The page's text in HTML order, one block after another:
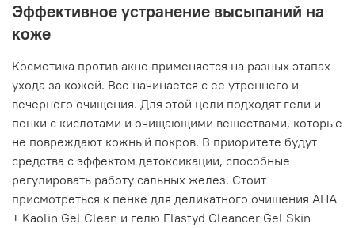
Эффективное устранение высыпаний на
коже
Косметика против акне применяется на разных этапах
ухода за кожей. Все начинается с ее утреннего и
вечернего очищения. Для этой цели подходят гели и
пенки с кислотами и очищающими веществами, которые
не повреждают кожный покров. В приоритете будут
средства с эффектом детоксикации, способные
регулировать работу сальных желез. Стоит
присмотреться к пенке для деликатного очищения AHA
+ Kaolin Gel Clean и гелю Elastyd Cleancer Gel Skin